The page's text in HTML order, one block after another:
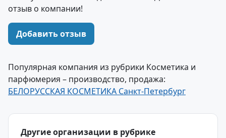
отзыв о компании!
Добавить отзыв
Популярная компания из рубрики Косметика и
парфюмерия – производство, продажа:
БЕЛОРУССКАЯ КОСМЕТИКА Санкт-Петербург
Другие организации в рубрике